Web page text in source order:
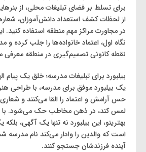
برای تسلط بر فضای تبلیغات محلی، از
از لحظات کشف استعداد دانش‌آموزان،
در مجاورت مراکز مهم منطقه استفاده
نگاه اول، اعتماد خانواده‌ها را جلب کرده و
نقطه‌ کانونی تصمیم‌گیری در منطقه معرفی
بیلبورد برای تبلیغات مدرسه؛ خلق یک پیام
یک بیلبورد موفق برای مدرسه، با طراحی
حس آرامش و اعتماد را القا می‌کنند و
لمس کند، در ذهن مخاطب حک می‌شود. با
بهترینو، این بیلبورد نه تنها یک آگهی،
است که والدین را وادار می‌کند نام مدرسه
آینده فرزندشان جستجو کنند.